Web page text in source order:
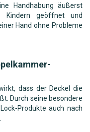
Handhabung äußerst
geöffnet und
Hand ohne Probleme
dass der Deckel die
Durch seine besondere
Produkte auch nach